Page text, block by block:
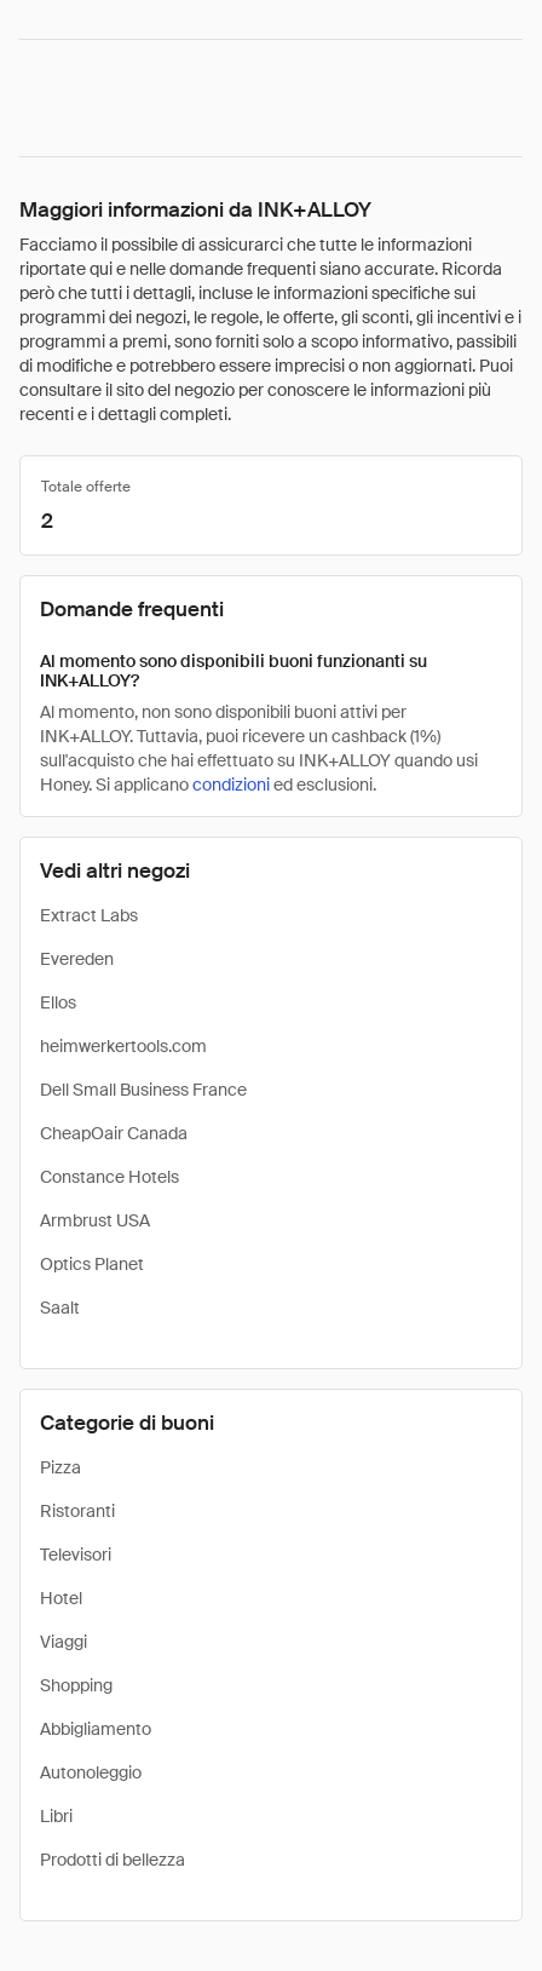
Maggiori informazioni da INK+ALLOY
Facciamo il possibile di assicurarci che tutte le informazioni
riportate qui e nelle domande frequenti siano accurate. Ricorda
però che tutti i dettagli, incluse le informazioni specifiche sui
programmi dei negozi, le regole, le offerte, gli sconti, gli incentivi e i
programmi a premi, sono forniti solo a scopo informativo, passibili
di modifiche e potrebbero essere imprecisi o non aggiornati. Puoi
consultare il sito del negozio per conoscere le informazioni più
recenti e i dettagli completi.
Vedi altri negozi
Extract Labs
Evereden
Ellos
heimwerkertools.com
Dell Small Business France
CheapOair Canada
Constance Hotels
Armbrust USA
Optics Planet
Saalt
Categorie di buoni
Pizza
Ristoranti
Televisori
Hotel
Viaggi
Shopping
Abbigliamento
Autonoleggio
Libri
Prodotti di bellezza
Totale offerte
2
Domande frequenti
Al momento sono disponibili buoni funzionanti su
INK+ALLOY?
Al momento, non sono disponibili buoni attivi per
INK+ALLOY. Tuttavia, puoi ricevere un cashback (1%)
sull'acquisto che hai effettuato su INK+ALLOY quando usi
Honey. Si applicanocondizionied esclusioni.